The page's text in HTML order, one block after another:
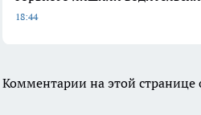
18:44
Комментарии на этой